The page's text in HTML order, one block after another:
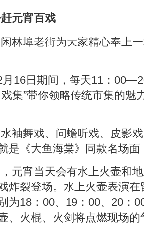
元宵百戏
林埠老街为大家精心奉上
16日期间，每天11：
集”带你领略传统市集的魅
袖舞戏、问蟾听戏、皮影
是《大鱼海棠》同款名场面
元宵当天会有水上火壶和
炸裂登场。水上火壶表演
为18：00、19：00、20：
、火棍、火剑将点燃现场